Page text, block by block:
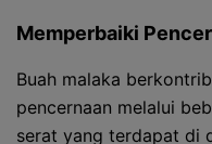
Memperbaiki
Buah malaka
pencernaan melalui
serat yang terdapat di